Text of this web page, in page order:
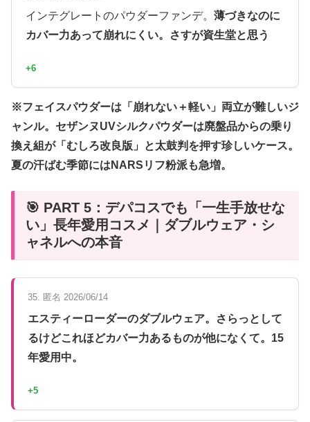
インテグレートのパウダーファンデ。 薄づきなのに
カバー力あって崩れにくい。さすが資生堂と思う
+6
※フェイスパウダーは「崩れない＋軽い」両立が難しいジ
ャンル。セザンヌUVシルクパウダーは廃盤品からの乗り
換え組が「むしろ改良版」と太鼓判を押す珍しいケース。
夏の汗ばむ季節にはNARSリフ粉派も急増。
🎯 PART 5：デパコスでも「一生手放せな
い」長年愛用コスメ｜ダブルウェア・シ
ャネルへの本音
35. 匿名 2026/06/14
エスティーローダーのダブルウェア。さらっとして
るけどこれほどカバー力あるものが他になくて。15
年愛用中。
+5